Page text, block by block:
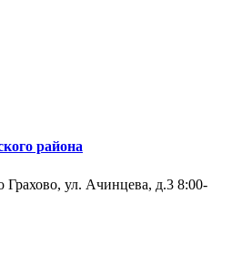
района
Грахово, ул. Ачинцева, д.3 8:00-